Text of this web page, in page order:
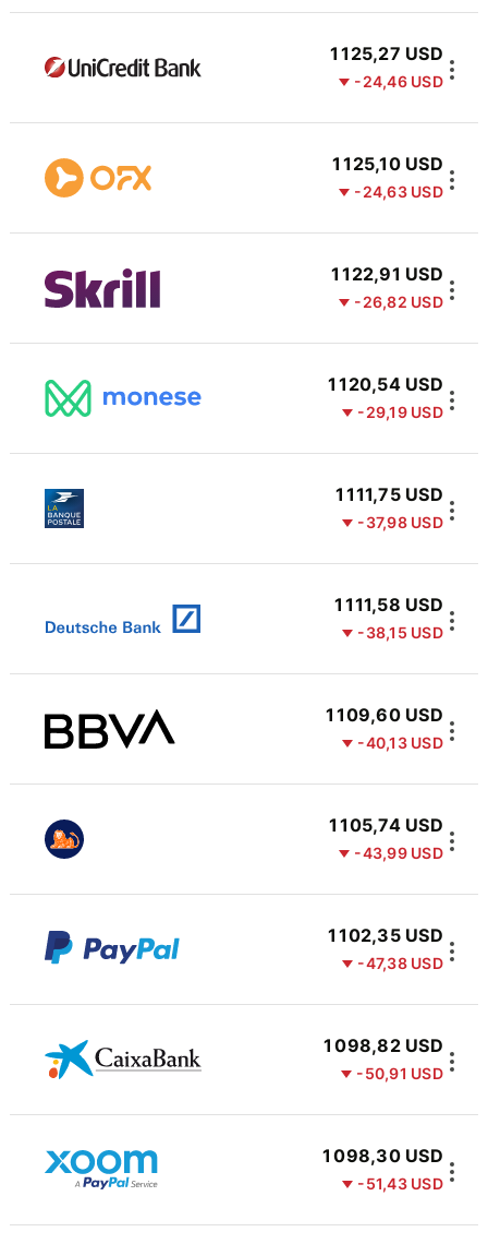
1 125,27 USD
-24,46 USD
1 125,10 USD
-24,63 USD
1 122,91 USD
-26,82 USD
1 120,54 USD
-29,19 USD
1 111,75 USD
-37,98 USD
1 111,58 USD
-38,15 USD
1 109,60 USD
-40,13 USD
1 105,74 USD
-43,99 USD
1 102,35 USD
-47,38 USD
1 098,82 USD
-50,91 USD
1 098,30 USD
-51,43 USD